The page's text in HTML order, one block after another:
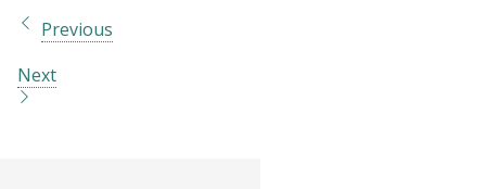
Previous
Next